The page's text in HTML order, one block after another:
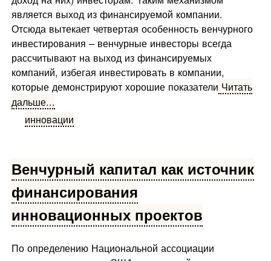
является выход из финансируемой компании.
Отсюда вытекает четвертая особенность венчурного
инвестирования – венчурные инвесторы всегда
рассчитывают на выход из финансируемых
компаний, избегая инвестировать в компании,
которые демонстрируют хорошие показатели Читать
дальше...
инновации
Венчурный капитал как источник
финансирования
инновационных проектов
По определению Национальной ассоциации